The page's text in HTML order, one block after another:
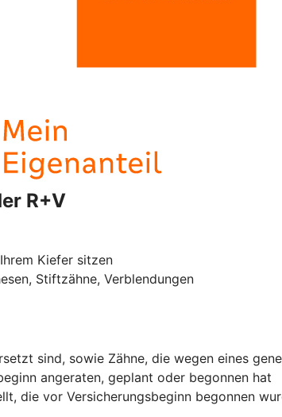
R+V
Kiefer sitzen
Stiftzähne, Verblendungen
sind, sowie Zähne, die wegen eines
angeraten, geplant oder begonnen hat
die vor Versicherungsbeginn begonnen